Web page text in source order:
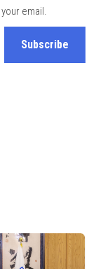
email.
Subscribe